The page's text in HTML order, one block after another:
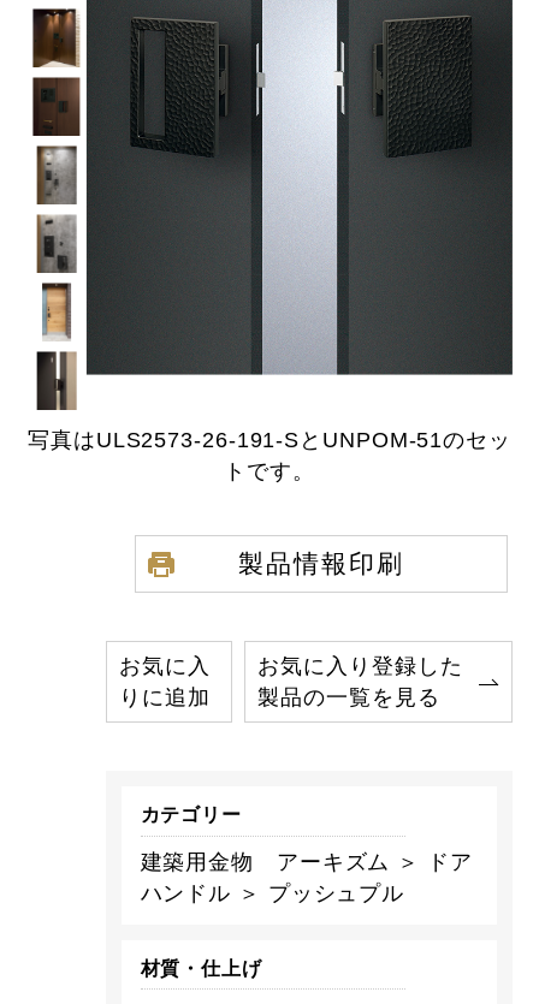
写真はULS2573-26-191-SとUNPOM-51のセッ
トです。
製品情報印刷
お気に入
りに追加
お気に入り登録した
製品の一覧を見る
カテゴリー
建築用金物 アーキズム ＞ ドア
ハンドル ＞ プッシュプル
材質・仕上げ